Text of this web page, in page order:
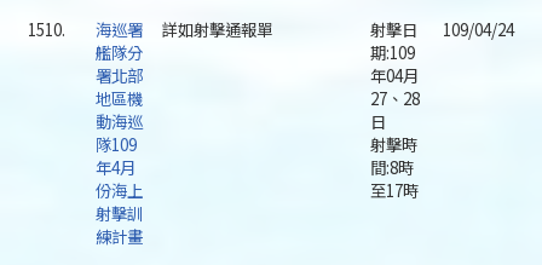
1510.
海巡署
艦隊分
署北部
地區機
動海巡
隊109
年4月
份海上
射擊訓
練計畫
詳如射擊通報單
射擊日
期:109
年04月
27、28
日
射擊時
間:8時
至17時
109/04/24